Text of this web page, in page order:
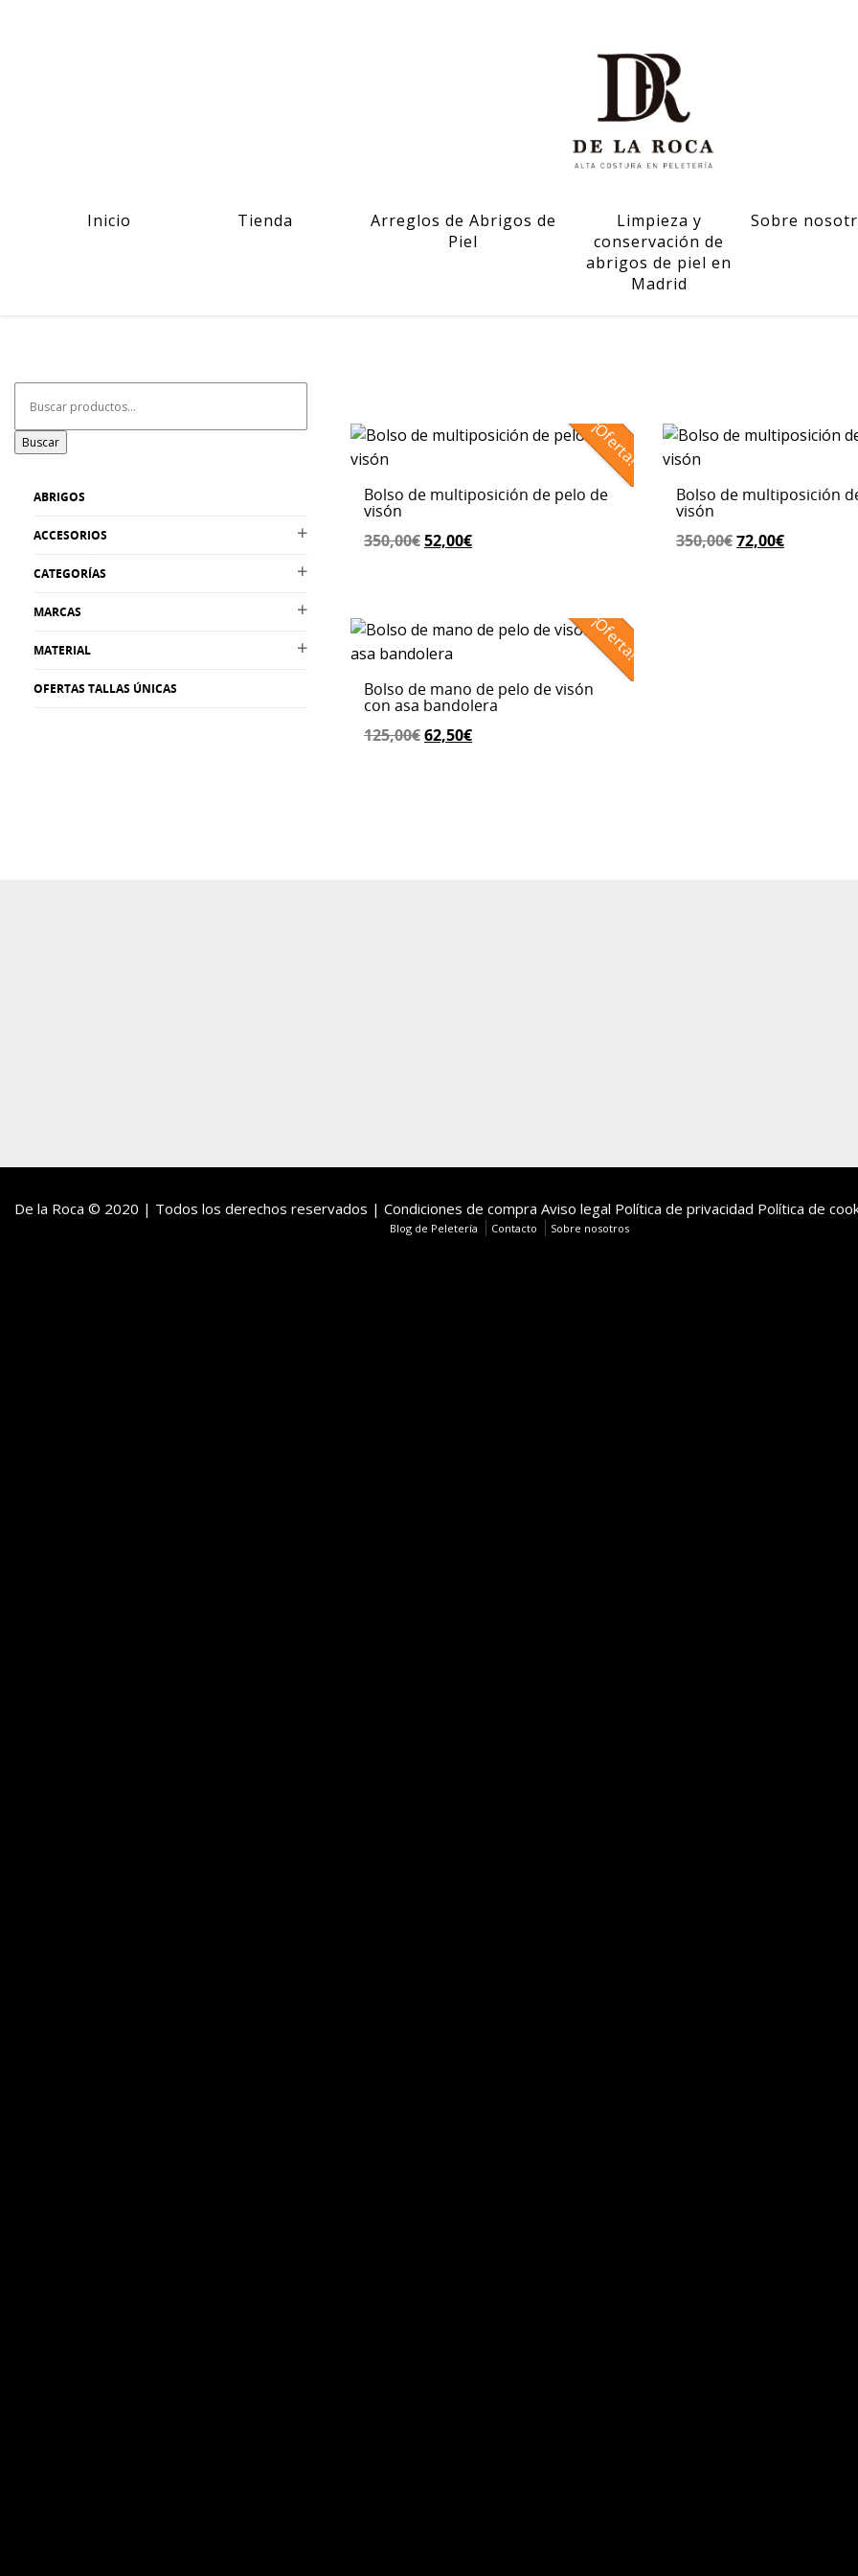
Inicio Tienda
Arreglos de Abrigos de
Piel
Limpieza y
conservación de
abrigos de piel en
Madrid
Sobre
Buscar
ABRIGOS
ACCESORIOS
CATEGORÍAS
MARCAS
MATERIAL
OFERTAS TALLAS ÚNICAS
¡Oferta!
Bolso de multiposición de pelo de
visón
350,00€El
350,00€.
52,00€El
52,00€.
Bolso de multiposición
visón
350,00€El
72,00€El
¡Oferta!
Bolso de mano de pelo de visón
con asa bandolera
125,00€El
62,50€El
De la Roca © 2020 | Todos los derechos reservados | Condiciones de compra Aviso legal Política de privacidad Política de
Blog de Peletería Contacto Sobre nosotros